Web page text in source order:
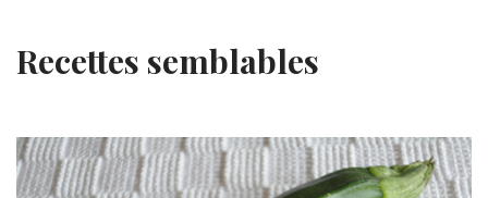
Recettes semblables